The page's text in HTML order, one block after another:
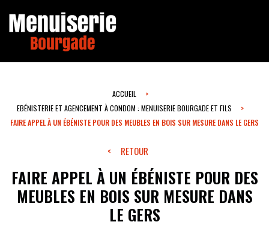
ACCUEIL
EBÉNISTERIE ET AGENCEMENT À CONDOM : MENUISERIE BOURGADE ET FILS
FAIRE APPEL À UN ÉBÉNISTE POUR DES MEUBLES EN BOIS SUR MESURE DANS LE GERS
RETOUR
FAIRE APPEL À UN ÉBÉNISTE POUR DES
MEUBLES EN BOIS SUR MESURE DANS
LE GERS